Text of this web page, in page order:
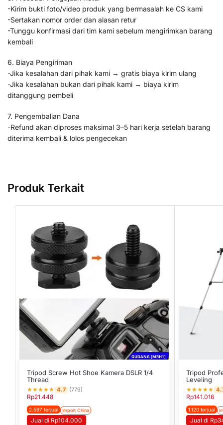
-Kirim bukti foto/video produk yang bermasalah ke CS kami
-Sertakan nomor order dan alasan retur
-Tunggu konfirmasi dari tim kami sebelum mengirimkan barang
kembali
6. Biaya Pengiriman
-Jika kesalahan dari pihak kami → gratis biaya kirim ulang
-Jika kesalahan bukan dari pihak kami → biaya kirim
ditanggung pembeli
7. Pengembalian Dana
-Refund akan diproses maksimal 3–5 hari kerja setelah barang
diterima kembali & lolos pengecekan
Produk Terkait
GUDANG [MRH1]
Tripod Screw Hot Shoe Kamera DSLR 1/4
Thread
★★★★★ 4.7 (779)
Rp21.448
2.597 terjual Import China
Jual di Rp104.000
Tripod
Leveling
★★★★★
Rp141.016
1.120 terjual
Jual di